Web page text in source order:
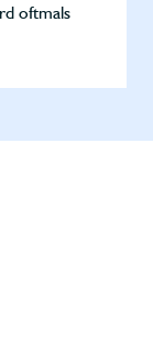
oftmals